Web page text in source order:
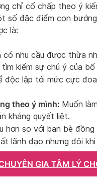
chỉ cố chấp theo ý
số đặc điểm con
là:
có nhu cầu được thừa
kiếm sự chú ý của bố
độc lập tới mức cực
theo ý mình: Muốn
kháng quyết liệt.
hơn so với bạn bè
lãnh đạo nhưng đôi
GIA TÂM LÝ